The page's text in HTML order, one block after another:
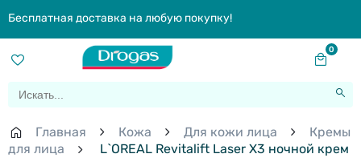
Бесплатная доставка на любую покупку!
0
Главная Кожа Для кожи лица
Кремы
для лица
L`OREAL Revitalift Laser X3 ночной крем